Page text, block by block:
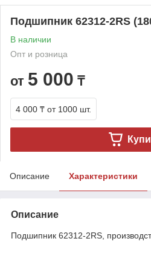
Подшипник 62312-2RS
В наличии
Опт и розница
от 5 000 ₸
4 000 ₸ от 1000 шт.
Описание Характеристики
Описание
Подшипник 62312-2RS,